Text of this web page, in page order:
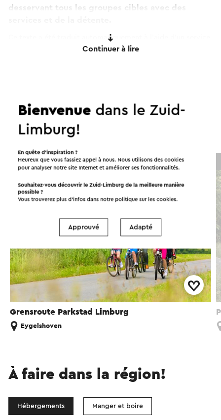
desservant tous les groupes cibles avec des
Ce texte a été traduit automatiquement à l'aide d'un service
de traduction en ligne.Continuer à lire
Vélo Promenades
Grensroute Parkstad Limburg
À vélo → 46,6 km
Eygelshoven
À faire dans la région!
Hébergements Manger et boire
Bienvenuedans le Zuid-
Limburg!
En quête d’inspiration ?
Heureux que vous fassiez appel à nous. Nous utilisons des cookies
pour analyser notre site Internet et améliorer ses fonctionnalités.
Souhaitez-vous découvrir le Zuid-Limburg de la meilleure manière
possible ?
Vous trouverez plus d’infos dans notre politique sur lescookies.
Approuvé Adapté